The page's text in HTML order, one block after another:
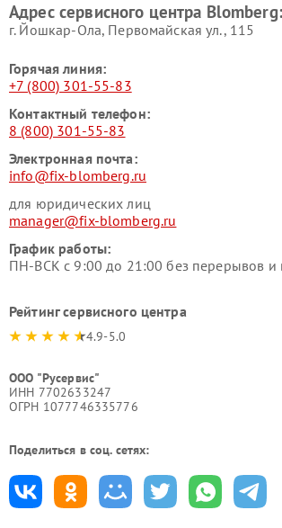
Адрес сервисного центра Blomberg:
г. Йошкар-Ола, Первомайская ул., 115
Горячая линия:
+7 (800) 301-55-83
Контактный телефон:
8 (800) 301-55-83
Электронная почта:
info@fix-blomberg.ru
для юридических лиц
manager@fix-blomberg.ru
График работы:
ПН-ВСК с 9:00 до 21:00 без перерывов
Рейтинг сервисного центра
4.9-5.0
ООО "Русервис"
ИНН 7702633247
ОГРН 1077746335776
Поделиться в соц. сетях: